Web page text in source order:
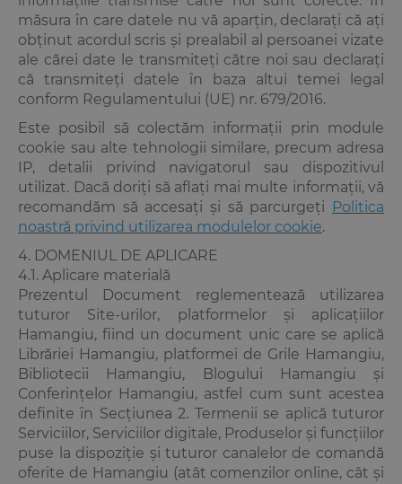
măsura în care datele nu vă aparțin, declarați că ați
obținut acordul scris și prealabil al persoanei vizate
ale cărei date le transmiteți către noi sau declarați
că transmiteți datele în baza altui temei legal
conform Regulamentului (UE) nr. 679/2016.
Este posibil să colectăm informații prin module
cookie sau alte tehnologii similare, precum adresa
IP, detalii privind navigatorul sau dispozitivul
utilizat. Dacă doriți să aflați mai multe informații, vă
recomandăm să accesați și să parcurgeți Politica
noastră privind utilizarea modulelor cookie.
4. DOMENIUL DE APLICARE
4.1. Aplicare materială
Prezentul Document reglementează utilizarea
tuturor Site-urilor, platformelor și aplicațiilor
Hamangiu, fiind un document unic care se aplică
Librăriei Hamangiu, platformei de Grile Hamangiu,
Bibliotecii Hamangiu, Blogului Hamangiu și
Conferințelor Hamangiu, astfel cum sunt acestea
definite în Secțiunea 2. Termenii se aplică tuturor
Serviciilor, Serviciilor digitale, Produselor și funcțiilor
puse la dispoziție și tuturor canalelor de comandă
oferite de Hamangiu (atât comenzilor online, cât și